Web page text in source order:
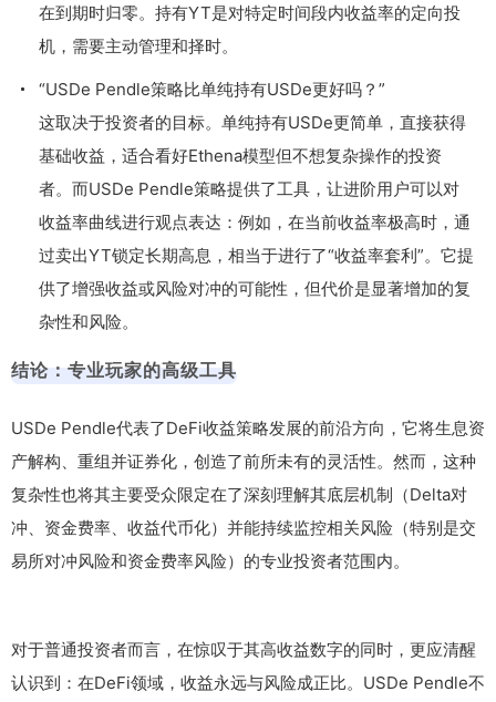
在到期时归零。持有YT是对特定时间段内收益率的定向投
机，需要主动管理和择时。
“USDe Pendle策略比单纯持有USDe更好吗？”
这取决于投资者的目标。单纯持有USDe更简单，直接获得
基础收益，适合看好Ethena模型但不想复杂操作的投资
者。而USDe Pendle策略提供了工具，让进阶用户可以对
收益率曲线进行观点表达：例如，在当前收益率极高时，通
过卖出YT锁定长期高息，相当于进行了“收益率套利”。它提
供了增强收益或风险对冲的可能性，但代价是显著增加的复
杂性和风险。
结论：专业玩家的高级工具
USDe Pendle代表了DeFi收益策略发展的前沿方向，它将生息资
产解构、重组并证券化，创造了前所未有的灵活性。然而，这种
复杂性也将其主要受众限定在了深刻理解其底层机制（Delta对
冲、资金费率、收益代币化）并能持续监控相关风险（特别是交
易所对冲风险和资金费率风险）的专业投资者范围内。
对于普通投资者而言，在惊叹于其高收益数字的同时，更应清醒
认识到：在DeFi领域，收益永远与风险成正比。USDe Pendle不